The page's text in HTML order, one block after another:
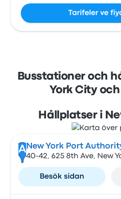
Tarifeler ve
Busstationer och
York City
Hållplatser i
A New York Port
40-42, 625 8th Ave, New
Besök sidan